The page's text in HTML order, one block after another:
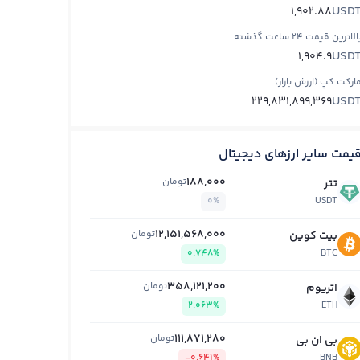
1,902.88
قیمت ۲۴ ساعت گذشته
1,904.9
مارکت کپ (ارزش بازار)
229,831,899,369
قیمت سایر ارزهای دیجیتال
تتر
USDT
188,000تومان
0%
بیت کوین
BTC
12,151,568,000تومان
0.748%
اتریوم
ETH
358,121,200تومان
2.063%
بی ان بی 111,871,280تومان